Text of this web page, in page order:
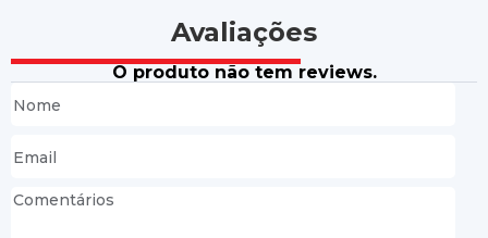
Avaliações
O produto não tem reviews.